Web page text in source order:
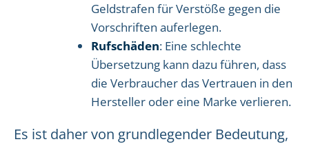
Geldstrafen für Verstöße gegen die
Vorschriften auferlegen.
Rufschäden: Eine schlechte
Übersetzung kann dazu führen, dass
die Verbraucher das Vertrauen in den
Hersteller oder eine Marke verlieren.
Es ist daher von grundlegender Bedeutung,